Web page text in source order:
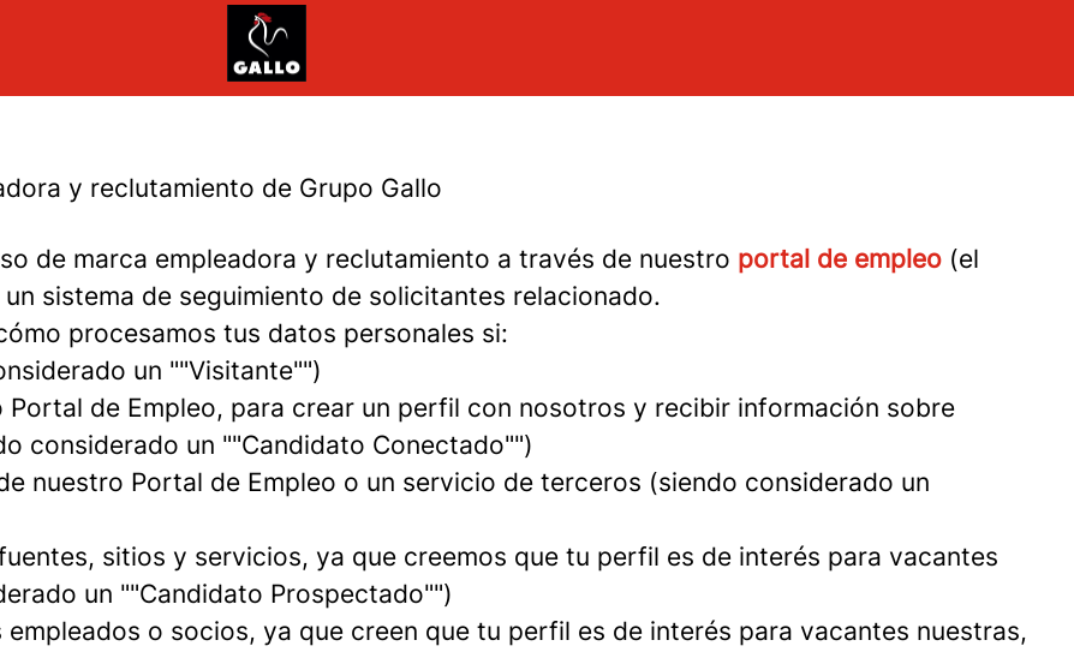
y reclutamiento de Grupo Gallo
de marca empleadora y reclutamiento a través de nuestro portal de empleo (el
sistema de seguimiento de solicitantes relacionado.
procesamos tus datos personales si:
un ""Visitante"")
de Empleo, para crear un perfil con nosotros y recibir información sobre
considerado un ""Candidato Conectado"")
nuestro Portal de Empleo o un servicio de terceros (siendo considerado un
sitios y servicios, ya que creemos que tu perfil es de interés para vacantes
un ""Candidato Prospectado"")
o socios, ya que creen que tu perfil es de interés para vacantes nuestras,